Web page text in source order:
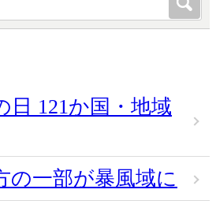
日 121か国・地域
の一部が暴風域に